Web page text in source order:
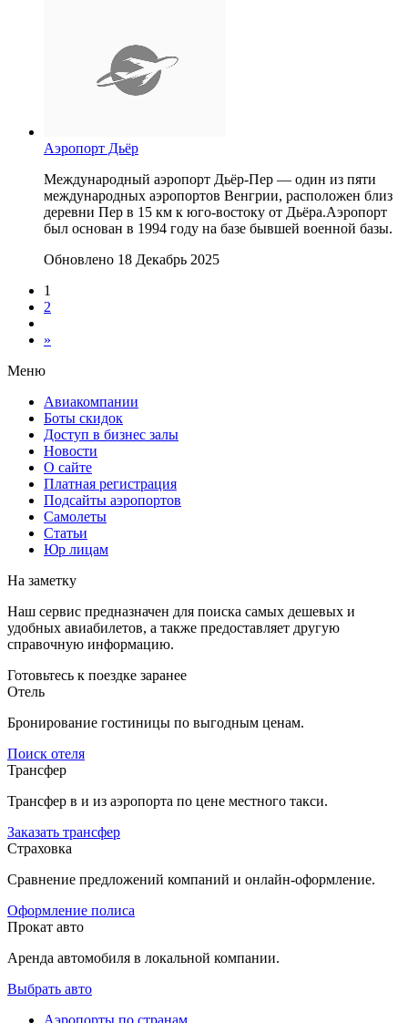
Аэропорт Дьёр
Международный аэропорт Дьёр-Пер — один из пяти
международных аэропортов Венгрии, расположен близ
деревни Пер в 15 км к юго-востоку от Дьёра.Аэропорт
был основан в 1994 году на базе бывшей военной базы.
Обновлено 18 Декабрь 2025
1
2
»
Меню
Авиакомпании
Боты скидок
Доступ в бизнес залы
Новости
О сайте
Платная регистрация
Подсайты аэропортов
Самолеты
Статьи
Юр лицам
На заметку
Наш сервис предназначен для поиска самых дешевых и
удобных авиабилетов, а также предоставляет другую
справочную информацию.
Готовьтесь к поездке заранее
Отель
Бронирование гостиницы по выгодным ценам.
Поиск отеля
Трансфер
Трансфер в и из аэропорта по цене местного такси.
Заказать трансфер
Страховка
Сравнение предложений компаний и онлайн-оформление.
Оформление полиса
Прокат авто
Аренда автомобиля в локальной компании.
Выбрать авто
Аэропорты по странам